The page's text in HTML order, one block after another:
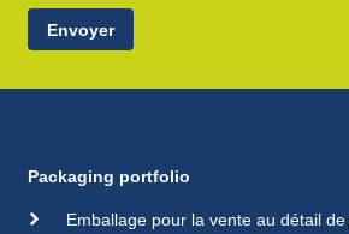
Envoyer
Packaging portfolio
Emballage pour la vente au détail